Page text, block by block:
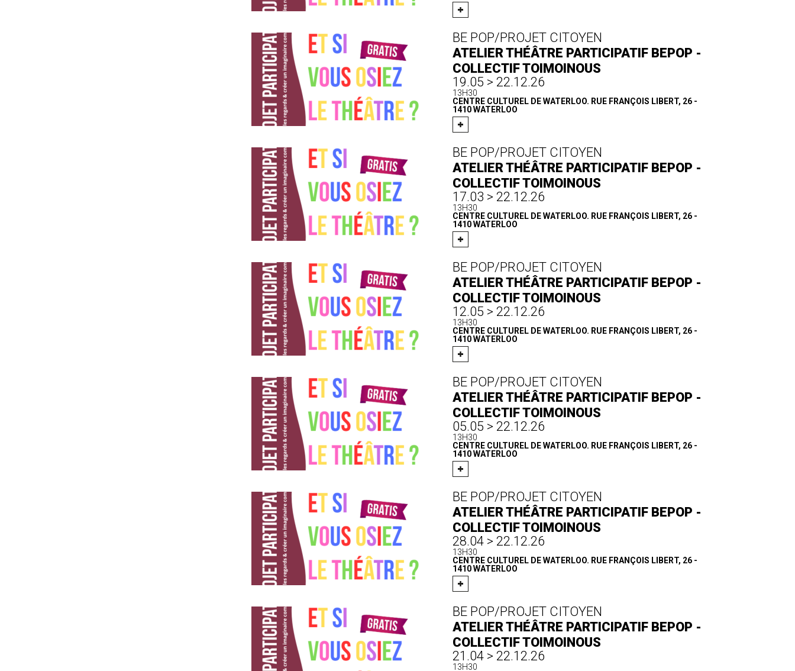
BE POP/PROJET CITOYEN
ATELIER THÉÂTRE PARTICIPATIF BEPOP -
COLLECTIF TOIMOINOUS
19.05 > 22.12.26
13H30
CENTRE CULTUREL DE WATERLOO. RUE FRANÇOIS LIBERT, 26 -
1410 WATERLOO
BE POP/PROJET CITOYEN
ATELIER THÉÂTRE PARTICIPATIF BEPOP -
COLLECTIF TOIMOINOUS
17.03 > 22.12.26
13H30
CENTRE CULTUREL DE WATERLOO. RUE FRANÇOIS LIBERT, 26 -
1410 WATERLOO
BE POP/PROJET CITOYEN
ATELIER THÉÂTRE PARTICIPATIF BEPOP -
COLLECTIF TOIMOINOUS
12.05 > 22.12.26
13H30
CENTRE CULTUREL DE WATERLOO. RUE FRANÇOIS LIBERT, 26 -
1410 WATERLOO
BE POP/PROJET CITOYEN
ATELIER THÉÂTRE PARTICIPATIF BEPOP -
COLLECTIF TOIMOINOUS
05.05 > 22.12.26
13H30
CENTRE CULTUREL DE WATERLOO. RUE FRANÇOIS LIBERT, 26 -
1410 WATERLOO
BE POP/PROJET CITOYEN
ATELIER THÉÂTRE PARTICIPATIF BEPOP -
COLLECTIF TOIMOINOUS
28.04 > 22.12.26
13H30
CENTRE CULTUREL DE WATERLOO. RUE FRANÇOIS LIBERT, 26 -
1410 WATERLOO
BE POP/PROJET CITOYEN
ATELIER THÉÂTRE PARTICIPATIF BEPOP -
COLLECTIF TOIMOINOUS
21.04 > 22.12.26
13H30